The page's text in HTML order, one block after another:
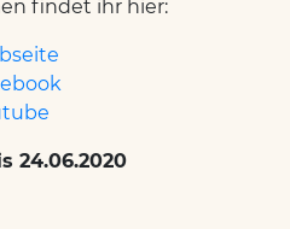
findet ihr hier:
24.06.2020